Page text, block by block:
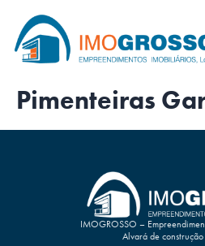
Pimenteiras
IMOGROSSO –
Alvará de